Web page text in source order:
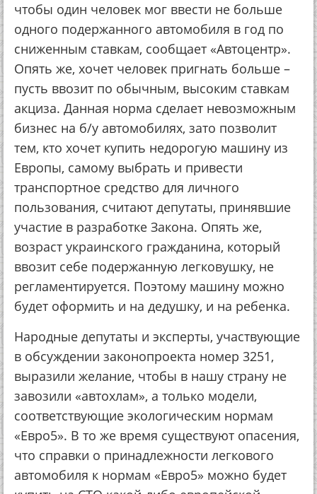
чтобы один человек мог ввести не больше
одного подержанного автомобиля в год по
сниженным ставкам, сообщает «Автоцентр».
Опять же, хочет человек пригнать больше –
пусть ввозит по обычным, высоким ставкам
акциза. Данная норма сделает невозможным
бизнес на б/у автомобилях, зато позволит
тем, кто хочет купить недорогую машину из
Европы, самому выбрать и привести
транспортное средство для личного
пользования, считают депутаты, принявшие
участие в разработке Закона. Опять же,
возраст украинского гражданина, который
ввозит себе подержанную легковушку, не
регламентируется. Поэтому машину можно
будет оформить и на дедушку, и на ребенка.
Народные депутаты и эксперты, участвующие
в обсуждении законопроекта номер 3251,
выразили желание, чтобы в нашу страну не
завозили «автохлам», а только модели,
соответствующие экологическим нормам
«Евро5». В то же время существуют опасения,
что справки о принадлежности легкового
автомобиля к нормам «Евро5» можно будет